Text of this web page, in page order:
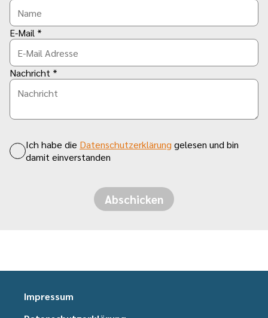
E-Mail *
Nachricht *
Ich habe die Datenschutzerklärung gelesen und bin
damit einverstanden
Abschicken
Impressum